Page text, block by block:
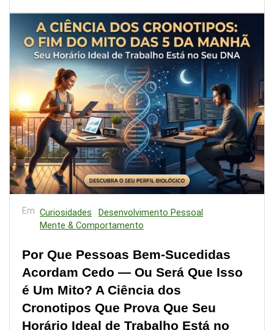
Em Curiosidades
Desenvolvimento Pessoal
Mente & Comportamento
Por Que Pessoas Bem-Sucedidas
Acordam Cedo — Ou Será Que Isso
é Um Mito? A Ciência dos
Cronotipos Que Prova Que Seu
Horário Ideal de Trabalho Está no